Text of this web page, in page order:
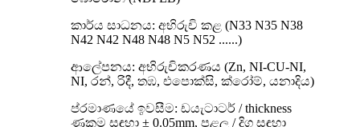
කාර්ය සාධනය: අභිරුචි කළ (N33 N35 N38
N42 N42 N48 N48 N5 N52 ......)
ආලේපනය: අභිරුචිකරණය (Zn, NI-CU-NI,
NI, රන්, රිදී, තඹ, එපොක්සි, ක්රෝම්, යනාදිය)
ප්රමාණයේ ඉවසීම: ඩයැටාටර් / thickness
ණකම සඳහා ± 0.05mm, පළල / දිග සඳහා